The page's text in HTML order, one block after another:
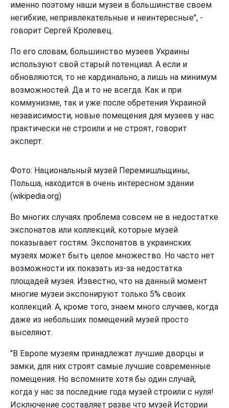
именно поэтому наши музеи в большинстве своем
негибкие, непривлекательные и неинтересные", -
говорит Сергей Кролевец.
По его словам, большинство музеев Украины
используют свой старый потенциал. А если и
обновляются, то не кардинально, а лишь на минимум
возможностей. Да и то не всегда. Как и при
коммунизме, так и уже после обретения Украиной
независимости, новые помещения для музеев у нас
практически не строили и не строят, говорит
эксперт.
Фото: Национальный музей Перемишльщины,
Польша, находится в очень интересном здании
(wikipedia.org)
Во многих случаях проблема совсем не в недостатке
экспонатов или коллекций, которые музей
показывает гостям. Экспонатов в украинских
музеях может быть целое множество. Но часто нет
возможности их показать из-за недостатка
площадей музея. Известно, что на данный момент
многие музеи экспонируют только 5% своих
коллекций. А, кроме того, знаем много случаев, когда
даже из небольших помещений музей просто
выселяют.
"В Европе музеям принадлежат лучшие дворцы и
замки, для них строят самые лучшие современные
помещения. Но вспомните хотя бы один случай,
когда у нас за последние года музей строили с нуля!
Исключение составляет разве что музей Истории